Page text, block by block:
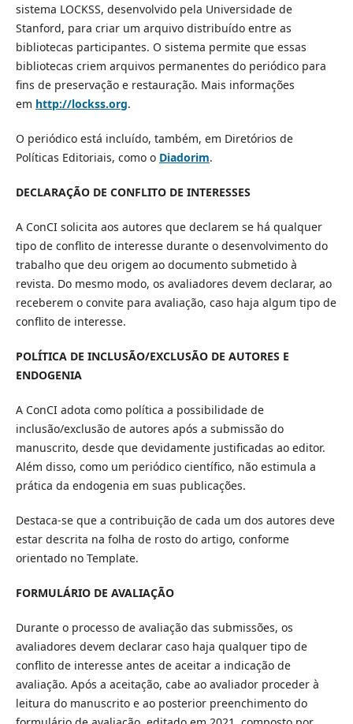
sistema LOCKSS, desenvolvido pela Universidade de
Stanford, para criar um arquivo distribuído entre as
bibliotecas participantes. O sistema permite que essas
bibliotecas criem arquivos permanentes do periódico para
fins de preservação e restauração. Mais informações
em http://lockss.org.
O periódico está incluído, também, em Diretórios de
Políticas Editoriais, como o Diadorim.
DECLARAÇÃO DE CONFLITO DE INTERESSES
A ConCI solicita aos autores que declarem se há qualquer
tipo de conflito de interesse durante o desenvolvimento do
trabalho que deu origem ao documento submetido à
revista. Do mesmo modo, os avaliadores devem declarar, ao
receberem o convite para avaliação, caso haja algum tipo de
conflito de interesse.
POLÍTICA DE INCLUSÃO/EXCLUSÃO DE AUTORES E
ENDOGENIA
A ConCI adota como política a possibilidade de
inclusão/exclusão de autores após a submissão do
manuscrito, desde que devidamente justificadas ao editor.
Além disso, como um periódico científico, não estimula a
prática da endogenia em suas publicações.
Destaca-se que a contribuição de cada um dos autores deve
estar descrita na folha de rosto do artigo, conforme
orientado no Template.
FORMULÁRIO DE AVALIAÇÃO
Durante o processo de avaliação das submissões, os
avaliadores devem declarar caso haja qualquer tipo de
conflito de interesse antes de aceitar a indicação de
avaliação. Após a aceitação, cabe ao avaliador proceder à
leitura do manuscrito e ao posterior preenchimento do